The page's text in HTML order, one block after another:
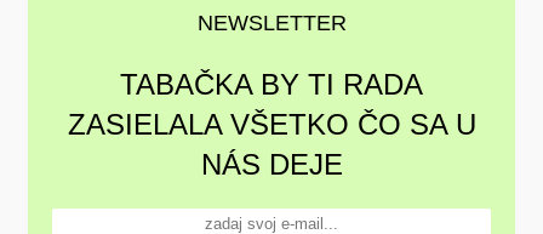
NEWSLETTER
TABAČKA BY TI RADA
ZASIELALA VŠETKO ČO SA U
NÁS DEJE